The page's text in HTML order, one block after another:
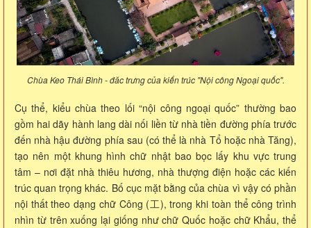
Chùa Keo Thái Bình - đăc trưng của kiến trúc "Nội công Ngoại quốc".
Cụ thể, kiểu chùa theo lối “nội công ngoại quốc” thường bao
gồm hai dãy hành lang dài nối liền từ nhà tiền đường phía trước
đến nhà hậu đường phía sau (có thể là nhà Tổ hoặc nhà Tăng),
tạo nên một khung hình chữ nhật bao bọc lấy khu vực trung
tâm – nơi đặt nhà thiêu hương, nhà thượng điện hoặc các kiến
trúc quan trọng khác. Bố cục mặt bằng của chùa vì vậy có phần
nội thất theo dạng chữ Công (工), trong khi toàn thể công trình
nhìn từ trên xuống lại giống như chữ Quốc hoặc chữ Khẩu, thể